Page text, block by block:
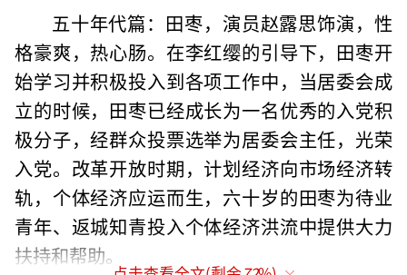
五十年代篇：田枣，演员赵露思饰演，性
格豪爽，热心肠。在李红缨的引导下，田枣开
始学习并积极投入到各项工作中，当居委会成
立的时候，田枣已经成长为一名优秀的入党积
极分子，经群众投票选举为居委会主任，光荣
入党。改革开放时期，计划经济向市场经济转
轨，个体经济应运而生，六十岁的田枣为待业
青年、返城知青投入个体经济洪流中提供大力
扶持和帮助。